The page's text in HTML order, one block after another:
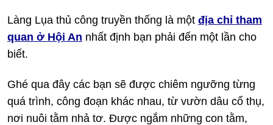
Làng Lụa thủ công truyền thống là một địa chỉ tham
quan ở Hội An nhất định bạn phải đến một lần cho
biết.
Ghé qua đây các bạn sẽ được chiêm ngưỡng từng
quá trình, công đoạn khác nhau, từ vườn dâu cổ thụ,
nơi nuôi tằm nhả tơ. Được ngắm những con tằm,